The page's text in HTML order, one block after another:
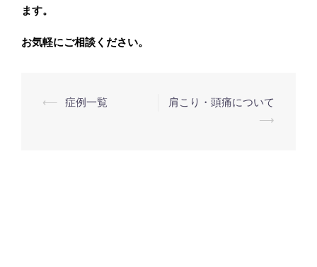
ます。
お気軽にご相談ください。
投
⟵ 症例一覧
肩こり・頭痛について
⟶